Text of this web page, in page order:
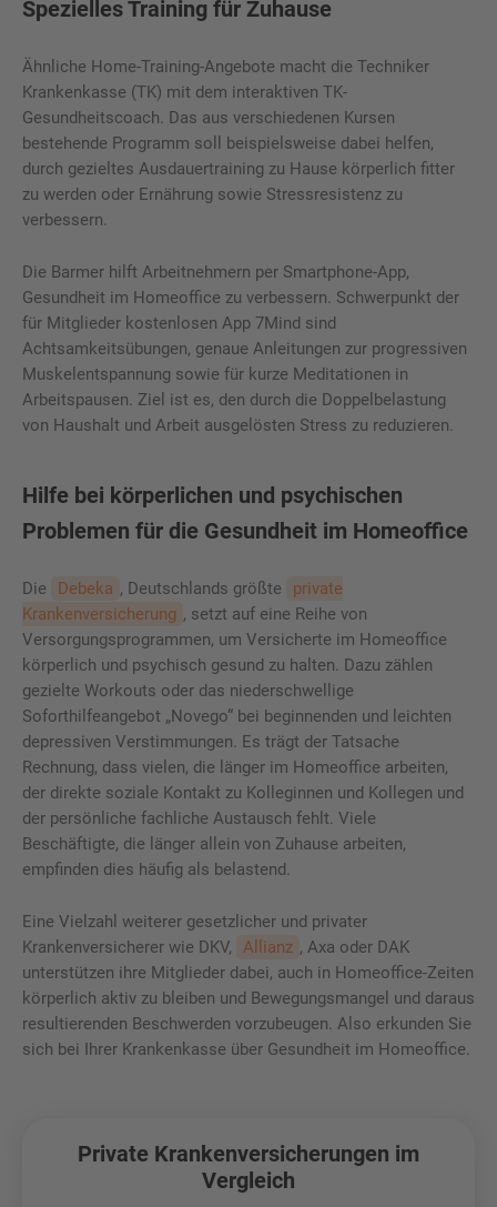
Spezielles Training für Zuhause
Ähnliche Home-Training-Angebote macht die Techniker
Krankenkasse (TK) mit dem interaktiven TK-
Gesundheitscoach. Das aus verschiedenen Kursen
bestehende Programm soll beispielsweise dabei helfen,
durch gezieltes Ausdauertraining zu Hause körperlich fitter
zu werden oder Ernährung sowie Stressresistenz zu
verbessern.
Die Barmer hilft Arbeitnehmern per Smartphone-App,
Gesundheit im Homeoffice zu verbessern. Schwerpunkt der
für Mitglieder kostenlosen App 7Mind sind
Achtsamkeitsübungen, genaue Anleitungen zur progressiven
Muskelentspannung sowie für kurze Meditationen in
Arbeitspausen. Ziel ist es, den durch die Doppelbelastung
von Haushalt und Arbeit ausgelösten Stress zu reduzieren.
Hilfe bei körperlichen und psychischen
Problemen für die Gesundheit im Homeoffice
Die Debeka , Deutschlands größte
private
Krankenversicherung , setzt auf eine Reihe von
Versorgungsprogrammen, um Versicherte im Homeoffice
körperlich und psychisch gesund zu halten. Dazu zählen
gezielte Workouts oder das niederschwellige
Soforthilfeangebot „Novego“ bei beginnenden und leichten
depressiven Verstimmungen. Es trägt der Tatsache
Rechnung, dass vielen, die länger im Homeoffice arbeiten,
der direkte soziale Kontakt zu Kolleginnen und Kollegen und
der persönliche fachliche Austausch fehlt. Viele
Beschäftigte, die länger allein von Zuhause arbeiten,
empfinden dies häufig als belastend.
Eine Vielzahl weiterer gesetzlicher und privater
Krankenversicherer wie DKV,
Allianz , Axa oder DAK
unterstützen ihre Mitglieder dabei, auch in Homeoffice-Zeiten
körperlich aktiv zu bleiben und Bewegungsmangel und daraus
resultierenden Beschwerden vorzubeugen. Also erkunden Sie
sich bei Ihrer Krankenkasse über Gesundheit im Homeoffice.
Private Krankenversicherungen im
Vergleich